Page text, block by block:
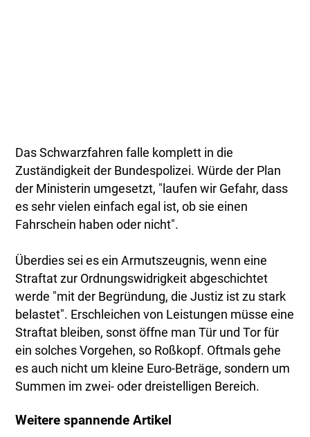
Das Schwarzfahren falle komplett in die
Zuständigkeit der Bundespolizei. Würde der Plan
der Ministerin umgesetzt, "laufen wir Gefahr, dass
es sehr vielen einfach egal ist, ob sie einen
Fahrschein haben oder nicht".
Überdies sei es ein Armutszeugnis, wenn eine
Straftat zur Ordnungswidrigkeit abgeschichtet
werde "mit der Begründung, die Justiz ist zu stark
belastet". Erschleichen von Leistungen müsse eine
Straftat bleiben, sonst öffne man Tür und Tor für
ein solches Vorgehen, so Roßkopf. Oftmals gehe
es auch nicht um kleine Euro-Beträge, sondern um
Summen im zwei- oder dreistelligen Bereich.
Weitere spannende Artikel